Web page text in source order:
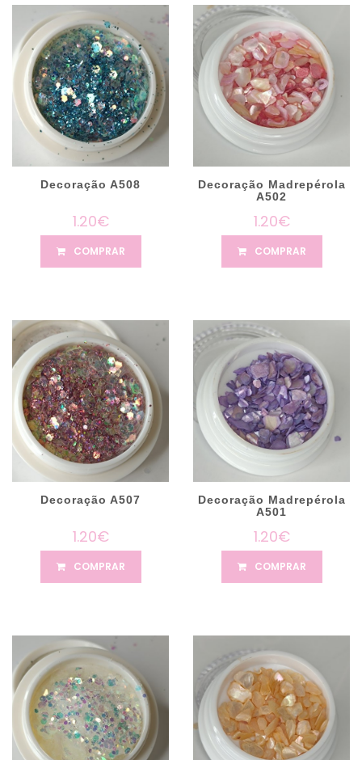
Decoração A508
1.20€
COMPRAR
Decoração Madrepérola
A502
1.20€
COMPRAR
Decoração A507
1.20€
COMPRAR
Decoração Madrepérola
A501
1.20€
COMPRAR